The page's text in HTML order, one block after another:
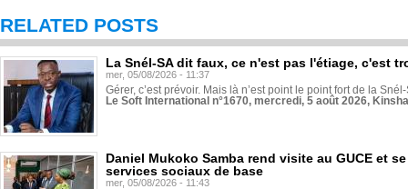
RELATED POSTS
La Snél-SA dit faux, ce n'est pas l'étiage, c'est
mer, 05/08/2026 - 11:37
Gérer, c’est prévoir. Mais là n’est point le point fort de la
Le Soft International n°1670, mercredi, 5 août 2026,
Daniel Mukoko Samba rend visite au GUCE et
services sociaux de base
mer, 05/08/2026 - 11:43